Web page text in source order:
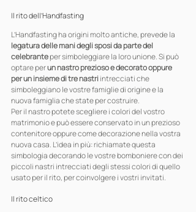
Il rito dell’Handfasting
L’Handfasting ha origini molto antiche, prevede la
legatura delle mani degli sposi da parte del
celebrante per simboleggiare la loro unione. Si può
optare per un nastro prezioso e decorato oppure
per un insieme di tre nastri intrecciati che
simboleggiano le vostre famiglie di origine e la
nuova famiglia che state per costruire.
Per il nastro potete scegliere i colori del vostro
matrimonio e può essere conservato in un prezioso
contenitore oppure come decorazione nella vostra
nuova casa. L’idea in più: richiamate questa
simbologia decorando le vostre bomboniere con dei
piccoli nastri intrecciati degli stessi colori di quello
usato per il rito, per coinvolgere i vostri invitati.
Il rito celtico